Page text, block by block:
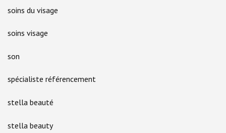
soins du visage
soins visage
son
spécialiste référencement
stella beauté
stella beauty